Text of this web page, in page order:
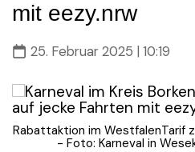
mit eezy.nrw
25. Februar 2025 | 10:19
Rabattaktion im WestfalenTarif
- Foto: Karneval in